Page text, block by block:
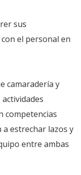
sus
el personal en
camaradería y
competencias
estrechar lazos y
entre ambas